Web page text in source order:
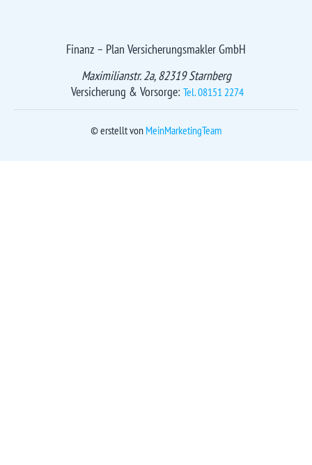
Finanz – Plan Versicherungsmakler GmbH
Maximilianstr. 2a, 82319 Starnberg
Versicherung & Vorsorge: Tel. 08151 2274
© erstellt von MeinMarketingTeam